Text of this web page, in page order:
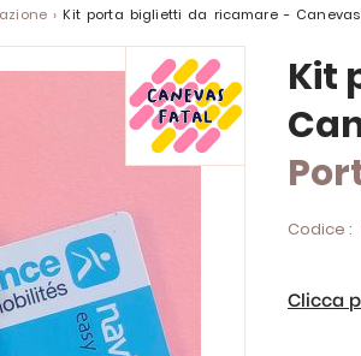
Kit porta biglietti da ricamare -
Kit
Codice :
Clicca